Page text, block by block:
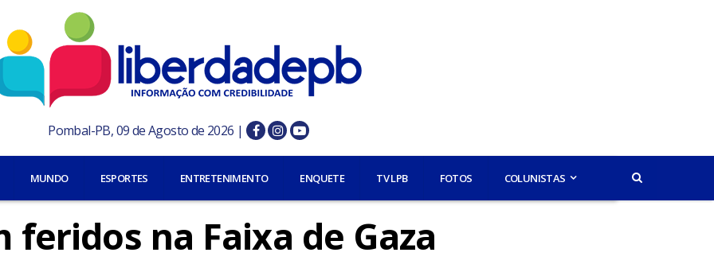
Pombal-PB, 09 de Agosto de 2026 |
MUNDO ESPORTES ENTRETENIMENTO ENQUETE TV LPB FOTOS COLUNISTAS
na Faixa de Gaza